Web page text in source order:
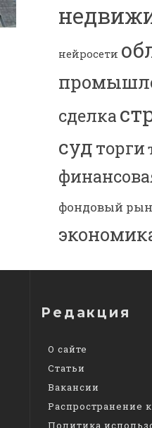
нейросети
сделка
судторги
фондовый
Редакция
О сайте
Статьи
Вакансии
Распространение
Политика